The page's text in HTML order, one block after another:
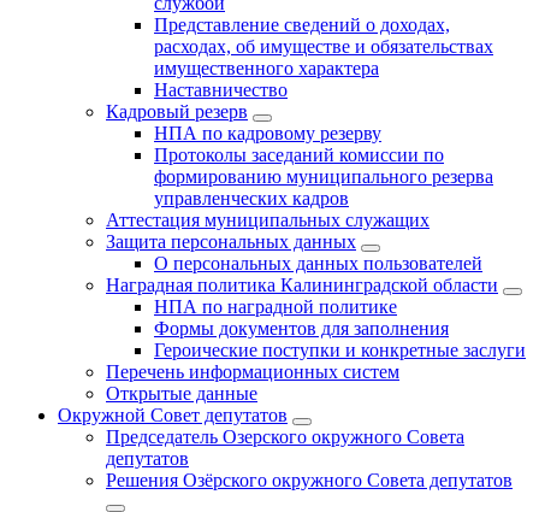
Представление сведений о доходах,
расходах, об имуществе и обязательствах
имущественного характера
Наставничество
Кадровый резерв
НПА по кадровому резерву
Протоколы заседаний комиссии по
формированию муниципального резерва
управленческих кадров
Аттестация муниципальных служащих
Защита персональных данных
О персональных данных пользователей
Наградная политика Калининградской области
НПА по наградной политике
Формы документов для заполнения
Героические поступки и конкретные заслуги
Перечень информационных систем
Открытые данные
Окружной Совет депутатов
Председатель Озерского окружного Совета
депутатов
Решения Озёрского окружного Совета депутатов